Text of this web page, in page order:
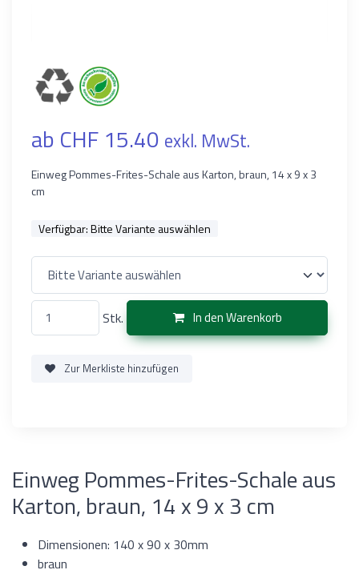
ab CHF 15.40 exkl. MwSt.
Einweg Pommes-Frites-Schale aus Karton, braun, 14 x 9 x 3
cm
Verfügbar:Bitte Variante auswählen
Stk. In den Warenkorb
Zur Merkliste hinzufügen
Einweg Pommes-Frites-Schale aus
Karton, braun, 14 x 9 x 3 cm
Dimensionen: 140 x 90 x 30mm
braun